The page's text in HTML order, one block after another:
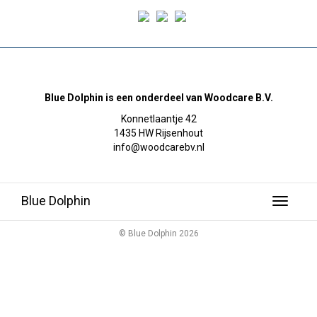
Blue Dolphin is een onderdeel van Woodcare B.V.
Konnetlaantje 42
1435 HW Rijsenhout
info@woodcarebv.nl
Toggle
Blue Dolphin
© Blue Dolphin 2026